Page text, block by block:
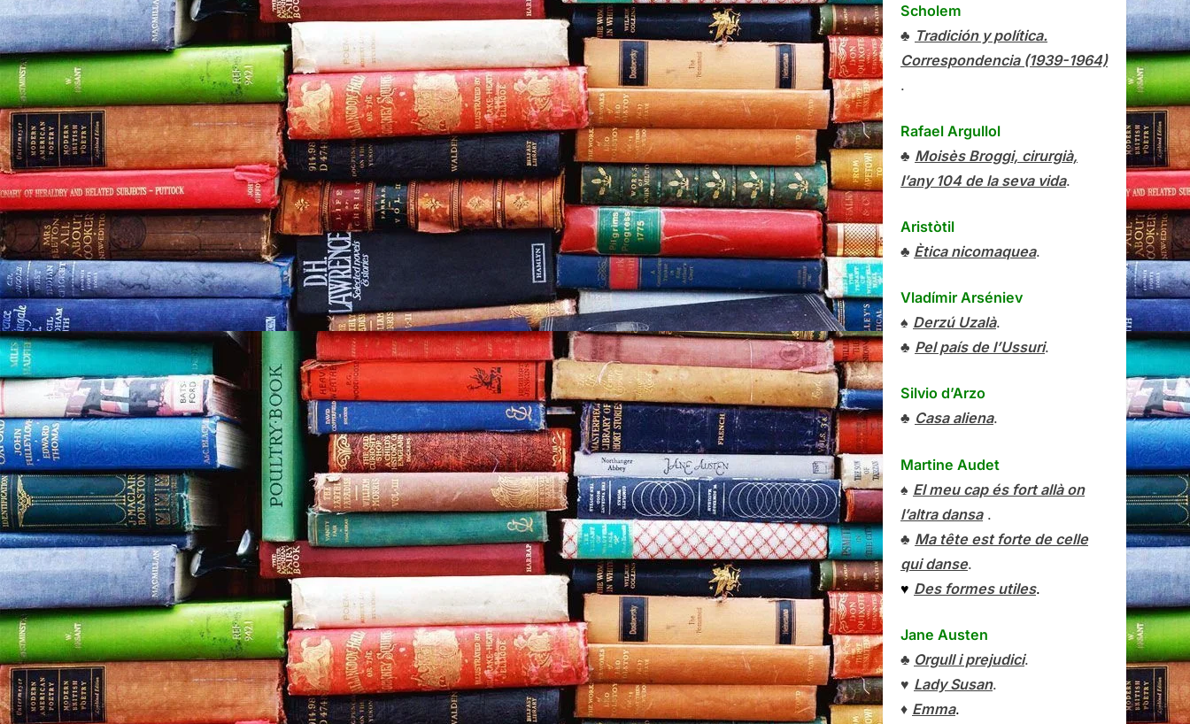
Scholem
♣ Tradición y política.
Correspondencia (1939-1964)
.
Rafael Argullol
♣ Moisès Broggi, cirurgià,
l’any 104 de la seva vida.
Aristòtil
♣ Ètica nicomaquea.
Vladímir Arséniev
♠ Derzú Uzalà.
♣ Pel país de l’Ussuri.
Silvio d’Arzo
♣ Casa aliena.
Martine Audet
♠ El meu cap és fort allà on
l’altra dansa.
♣ Ma tête est forte de celle
qui danse.
♥ Des formes utiles.
Jane Austen
♣ Orgull i prejudici.
♥ Lady Susan.
♦ Emma.